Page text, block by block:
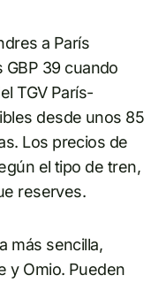
a París
39 cuando
TGV París-
desde unos 85
Los precios de
el tipo de tren,
reserves.
más sencilla,
y Omio. Pueden